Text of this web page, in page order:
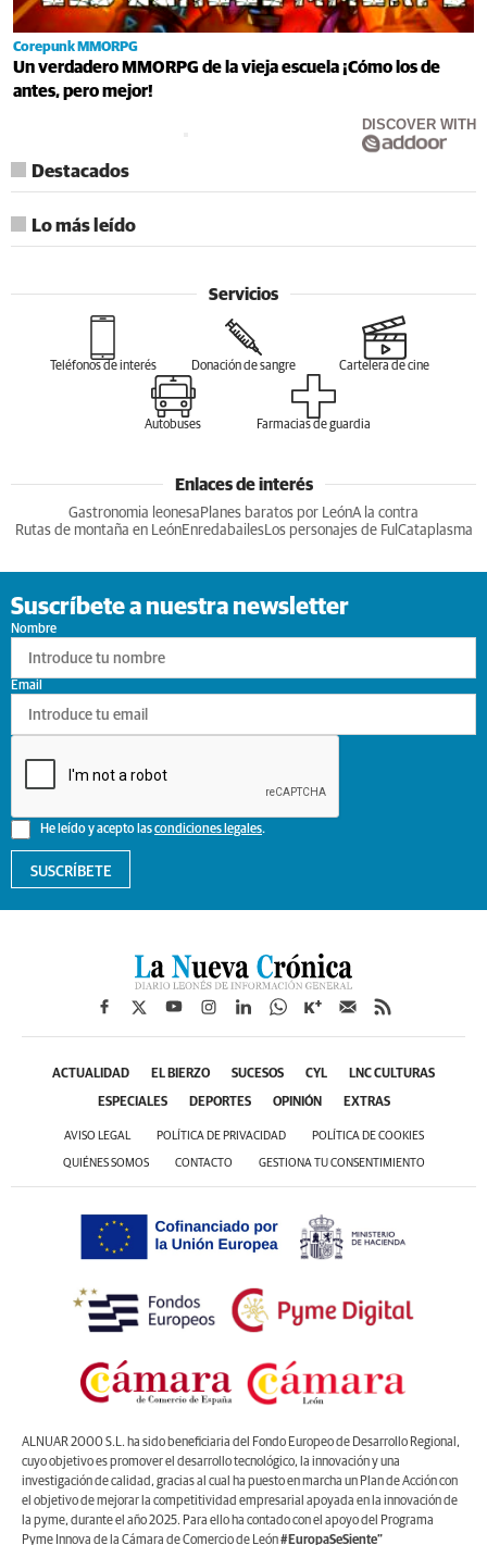
Corepunk MMORPG
Un verdadero MMORPG de la vieja escuela ¡Cómo los de
antes, pero mejor!
DISCOVER WITH
Destacados
Lo más leído
Servicios
Teléfonos de interés Donación de sangre Cartelera de cine
Autobuses Farmacias de guardia
Enlaces de interés
Gastronomia leonesa Planes baratos por LeónA la contra
Rutas de montaña en LeónEnredabailesLos personajes de Ful Cataplasma
Suscríbete a nuestra newsletter
Nombre
He leído y acepto lascondiciones legales.
Email
SUSCRÍBETE
ACTUALIDAD EL BIERZO SUCESOS CYL LNC CULTURAS
ESPECIALES DEPORTES OPINIÓN EXTRAS
AVISO LEGAL POLÍTICA DE PRIVACIDAD POLÍTICA DE COOKIES
QUIÉNES SOMOS CONTACTO GESTIONA TU CONSENTIMIENTO
ALNUAR 2000 S.L. ha sido beneficiaria del Fondo Europeo de Desarrollo Regional,
cuyo objetivo es promover el desarrollo tecnológico, la innovación y una
investigación de calidad, gracias al cual ha puesto en marcha un Plan de Acción con
el objetivo de mejorar la competitividad empresarial apoyada en la innovación de
la pyme, durante el año 2025. Para ello ha contado con el apoyo del Programa
Pyme Innova de la Cámara de Comercio de León#EuropaSeSiente”